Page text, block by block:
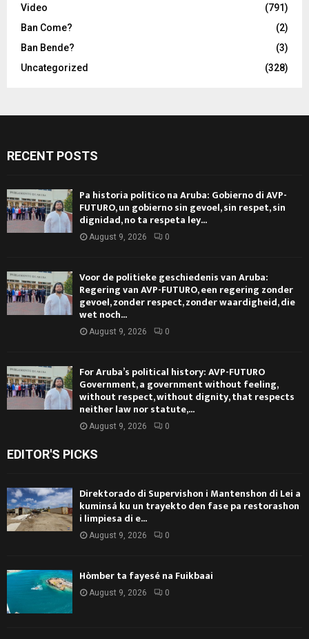
Video
(791)
Ban Come?
(2)
Ban Bende?
(3)
Uncategorized
(328)
RECENT POSTS
Pa historia politico na Aruba: Gobierno di AVP-
FUTURO, un gobierno sin gevoel, sin respet, sin
dignidad, no ta respeta ley...
August 9, 2026 0
Voor de politieke geschiedenis van Aruba:
Regering van AVP-FUTURO, een regering zonder
gevoel, zonder respect, zonder waardigheid, die
wet noch...
August 9, 2026 0
For Aruba’s political history: AVP-FUTURO
Government, a government without feeling,
without respect, without dignity, that respects
neither law nor statute,...
August 9, 2026 0
EDITOR'S PICKS
Direktorado di Supervishon i Mantenshon di Lei a
kuminsá ku un trayekto den fase pa restorashon
i limpiesa di e...
August 9, 2026 0
Hòmber ta fayesé na Fuikbaai
August 9, 2026 0